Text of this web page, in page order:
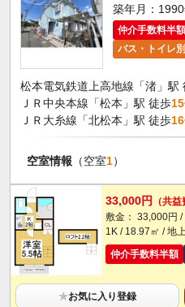
築年月：
仲介手数料半額
バス・トイレ別
松本電気鉄道上高地線「渚」駅
ＪＲ中央本線「松本」駅 徒歩15
ＪＲ大糸線「北松本」駅 徒歩16
空室情報 （空室1）
33,000円
（共
敷金： 33,000円 /
1K / 18.97㎡ / 地
仲介手数料半額
★お気に入り登録